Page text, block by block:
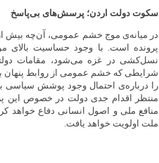
سکوت دولت اردن؛ پرسش‌های بی‌پاسخ
در میانه‌ی موج خشم عمومی، آن‌چه بیش
پرونده است. با وجود حساسیت بالای
نسل‌کشی در غزه می‌شود، مقامات
شرایطی که خشم عمومی از روابط پنهان
را درباره‌ی احتمال وجود پوشش سیاسی
منتظر اقدام جدی دولت در خصوص این
منافع ملی و اصول انسانی دفاع خواهد
ملت اولویت خواهد یافت.